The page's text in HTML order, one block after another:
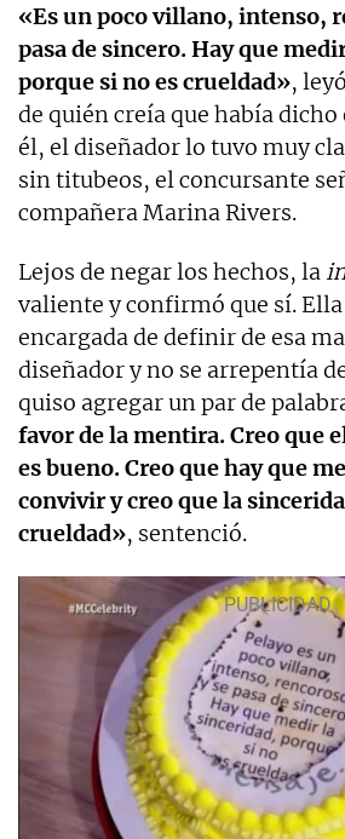
«Es un poco villano, intenso,
pasa de sincero. Hay que
porque si no es crueldad»,
de quién creía que había dicho
él, el diseñador lo tuvo muy
sin titubeos, el concursante
compañera Marina Rivers.
Lejos de negar los hechos, la
valiente y confirmó que sí.
encargada de definir de esa
diseñador y no se arrepentía
quiso agregar un par de
favor de la mentira. Creo que
es bueno. Creo que hay que
convivir y creo que la
crueldad», sentenció.